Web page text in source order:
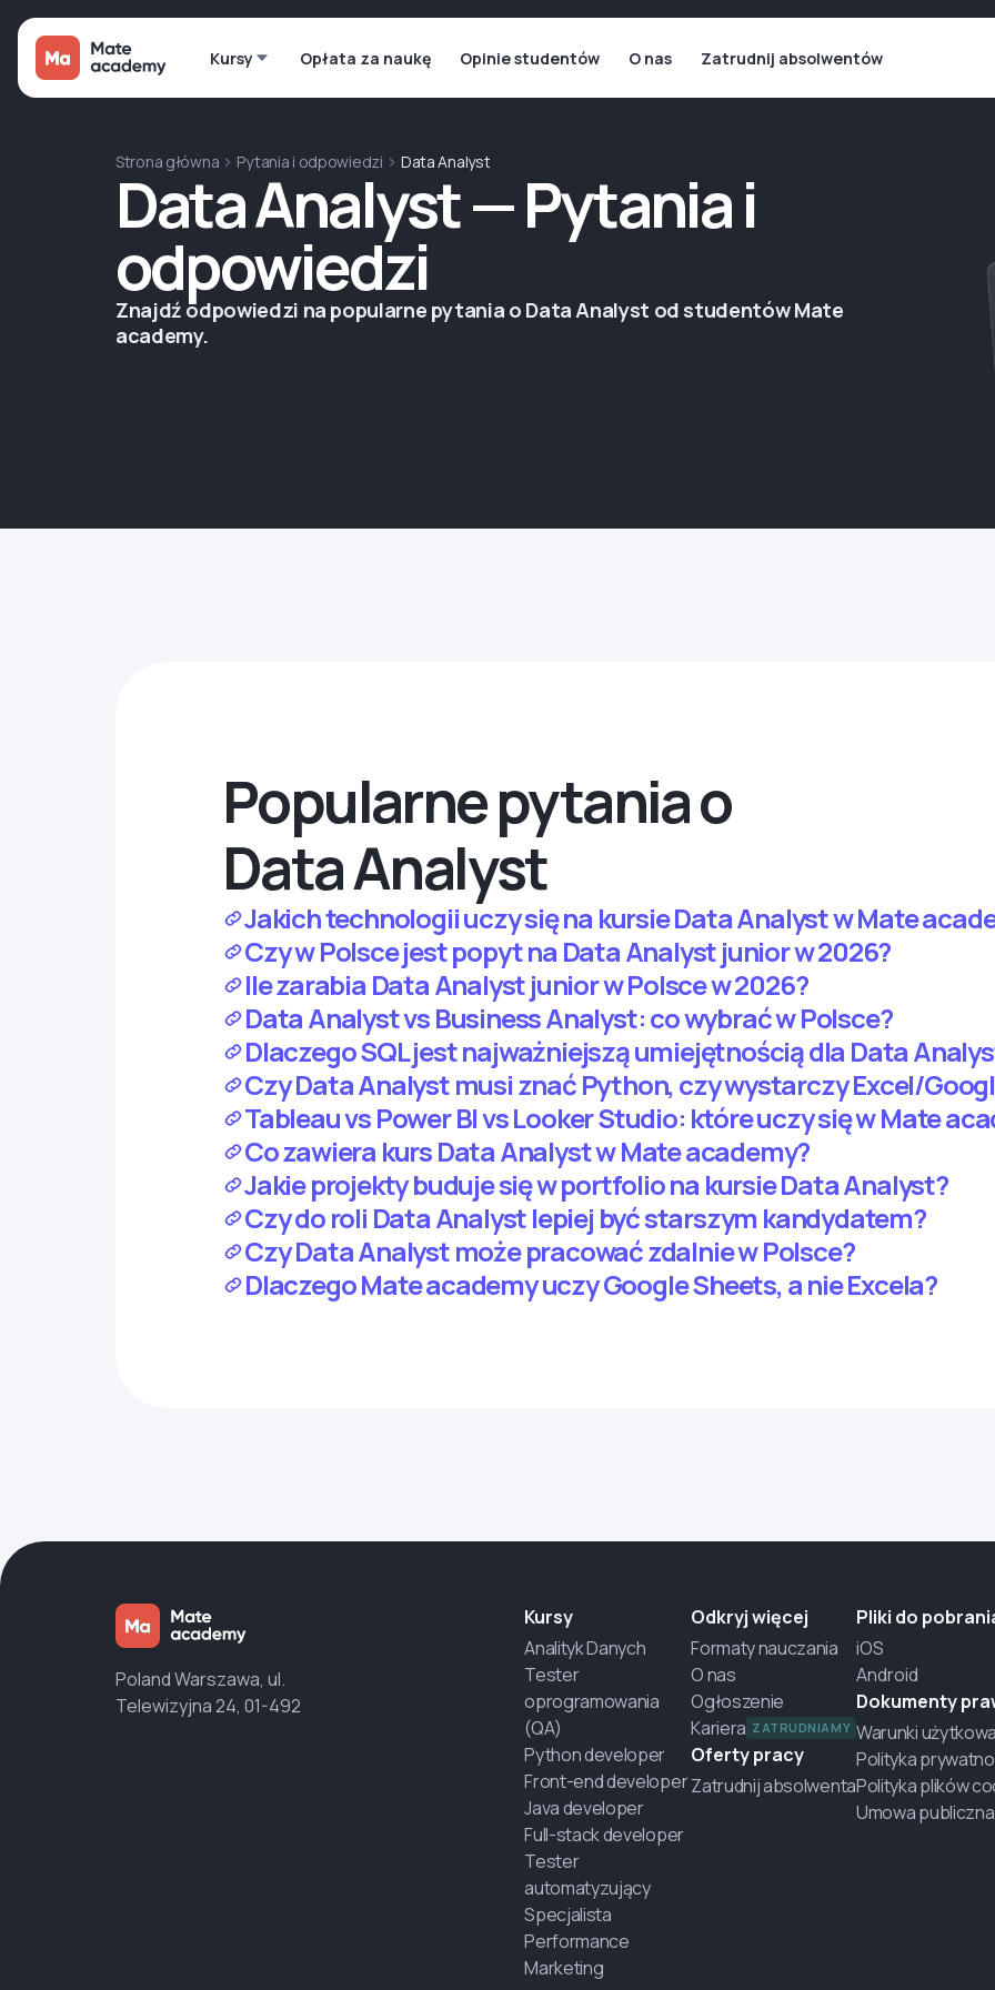
Kursy Opłata za naukę Opinie studentów O nas Zatrudnij absolwentów
Strona główna Pytania i odpowiedzi Data Analyst
Data Analyst — Pytania i
odpowiedzi
Znajdź odpowiedzi na popularne pytania o Data Analyst od studentów Mate
academy.
Popularne pytania o
Data Analyst
Jakich technologii uczy się na kursie Data Analyst w Mate
Czy w Polsce jest popyt na Data Analyst junior w 2026?
Ile zarabia Data Analyst junior w Polsce w 2026?
Data Analyst vs Business Analyst: co wybrać w Polsce?
Dlaczego SQL jest najważniejszą umiejętnością dla Data
Czy Data Analyst musi znać Python, czy wystarczy Excel/
Tableau vs Power BI vs Looker Studio: które uczy się w Mate
Co zawiera kurs Data Analyst w Mate academy?
Jakie projekty buduje się w portfolio na kursie Data Analyst?
Czy do roli Data Analyst lepiej być starszym kandydatem?
Czy Data Analyst może pracować zdalnie w Polsce?
Dlaczego Mate academy uczy Google Sheets, a nie Excela?
Poland Warszawa, ul.
Telewizyjna 24, 01-492
Kursy
Analityk Danych
Tester
oprogramowania
(QA)
Python developer
Front-end developer
Java developer
Full-stack developer
Tester
automatyzujący
Specjalista
Performance
Marketing
Odkryj więcej
Formaty nauczania
O nas
Ogłoszenie
Kariera ZATRUDNIAMY
Oferty pracy
Zatrudnij absolwenta
Pliki do
iOS
Android
Dokumenty
Warunki
Polityka
Polityka plików
Umowa publiczna